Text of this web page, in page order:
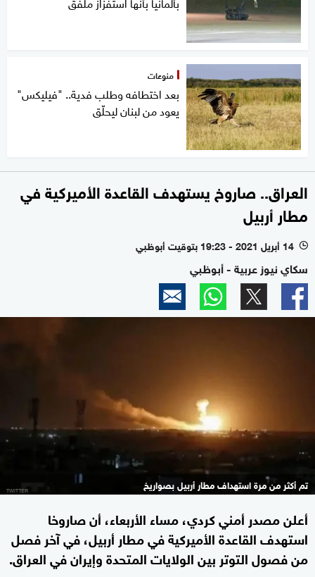
منوعات
بعد اختطافه وطلب فدية.. "فيليكس"
يعود من لبنان ليحلّق
العراق.. صاروخ يستهدف القاعدة الأميركية في
مطار أربيل
l 14 أبريل 2021 - 19:23 بتوقيت أبوظبي
سكاي نيوز عربية - أبوظبي
تم أكثر من مرة استهداف مطار أربيل بصواريخ
أعلن مصدر أمني كردي، مساء الأربعاء، أن صاروخا
استهدف القاعدة الأميركية في مطار أربيل، في آخر فصل
من فصول التوتر بين الولايات المتحدة وإيران في العراق.